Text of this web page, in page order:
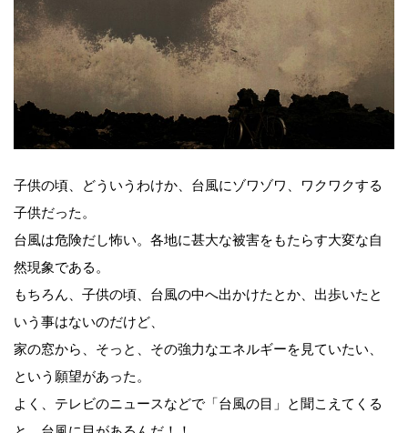
子供の頃、どういうわけか、台風にゾワゾワ、ワクワクする
子供だった。
台風は危険だし怖い。各地に甚大な被害をもたらす大変な自
然現象である。
もちろん、子供の頃、台風の中へ出かけたとか、出歩いたと
いう事はないのだけど、
家の窓から、そっと、その強力なエネルギーを見ていたい、
という願望があった。
よく、テレビのニュースなどで「台風の目」と聞こえてくる